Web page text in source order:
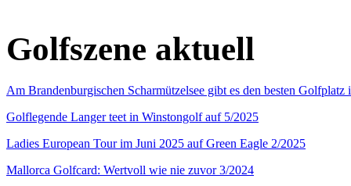
Golfszene aktuell
Am Brandenburgischen Scharmützelsee gibt es den besten
Golflegende Langer teet in Winstongolf auf 5/2025
Ladies European Tour im Juni 2025 auf Green Eagle 2/2025
Mallorca Golfcard: Wertvoll wie nie zuvor 3/2024